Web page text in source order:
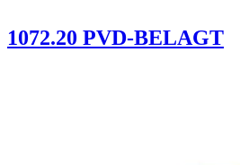
1072.20 PVD-BELAGT